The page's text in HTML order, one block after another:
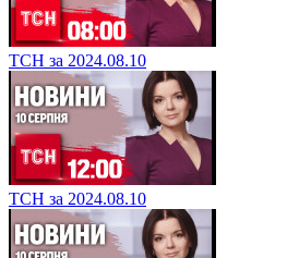
ТСН за 2024.08.10
ТСН за 2024.08.10